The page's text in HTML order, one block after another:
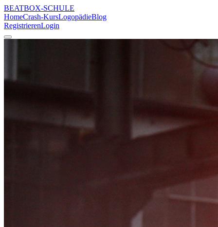
BEATBOX-SCHULE
HomeCrash-KursLogopädieBlog
RegistrierenLogin